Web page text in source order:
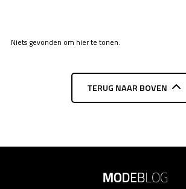
Niets gevonden om hier te tonen.
TERUG NAAR BOVEN